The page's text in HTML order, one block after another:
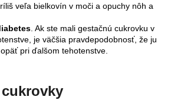
veľa bielkovín v moči a opuchy nôh a
. Ak ste mali gestačnú cukrovku v
je väčšia pravdepodobnosť, že ju
pri ďalšom tehotenstve.